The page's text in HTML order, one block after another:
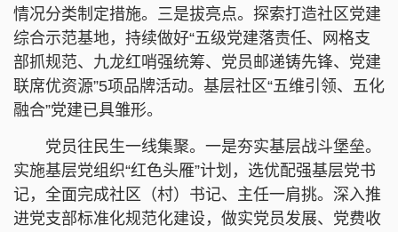
情况分类制定措施。三是拔亮点。探索打造社区党建
综合示范基地，持续做好“五级党建落责任、网格支
部抓规范、九龙红哨强统筹、党员邮递铸先锋、党建
联席优资源”5项品牌活动。基层社区“五维引领、五化
融合”党建已具雏形。
党员往民生一线集聚。一是夯实基层战斗堡垒。
实施基层党组织“红色头雁”计划，选优配强基层党书
记，全面完成社区（村）书记、主任一肩挑。深入推
进党支部标准化规范化建设，做实党员发展、党费收